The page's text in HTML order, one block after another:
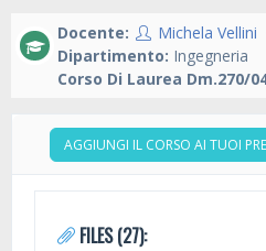
Docente:
Michela Vellini
Dipartimento: Ingegneria
Corso Di Laurea Dm.270/
AGGIUNGI IL CORSO AI TUOI
FILES (27):